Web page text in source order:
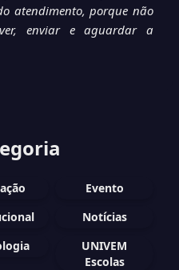
atendimento, porque não
enviar e aguardar a
Evento
Notícias
UNIVEM
Escolas